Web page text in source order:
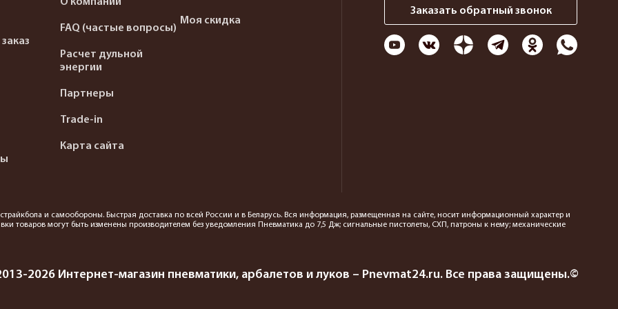
О компании
FAQ (частые вопросы)
Расчет дульной
энергии
Партнеры
Trade-in
Карта сайта
Моя скидка
Заказать обратный звонок
и самообороны. Быстрая доставка по всей России и в Беларусь. Вся информация, размещенная на сайте, носит информационный характер и
товаров могут быть изменены производителем без уведомления Пневматика до 7,5 Дж; сигнальные пистолеты, СХП, патроны к нему; механические
2026 Интернет-магазин пневматики, арбалетов и луков – Pnevmat24.ru. Все права защищены.©